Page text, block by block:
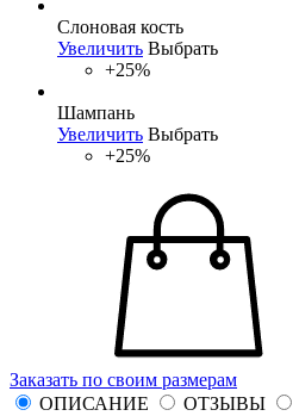
Слоновая кость
Увеличить Выбрать
+25%
Шампань
Увеличить Выбрать
+25%
Заказать по своим размерам
ОПИСАНИЕ
ОТЗЫВЫ